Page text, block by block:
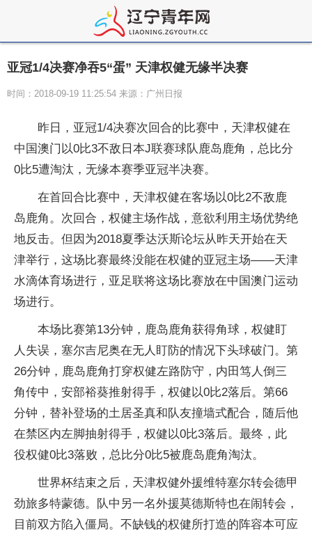
亚冠1/4决赛净吞5“蛋” 天津权健无缘半决赛
时间：2018-09-19 11:25:54 来源：广州日报
昨日，亚冠1/4决赛次回合的比赛中，天津权健在
中国澳门以0比3不敌日本J联赛球队鹿岛鹿角，总比分
0比5遭淘汰，无缘本赛季亚冠半决赛。
在首回合比赛中，天津权健在客场以0比2不敌鹿
岛鹿角。次回合，权健主场作战，意欲利用主场优势绝
地反击。但因为2018夏季达沃斯论坛从昨天开始在天
津举行，这场比赛最终没能在权健的亚冠主场——天津
水滴体育场进行，亚足联将这场比赛放在中国澳门运动
场进行。
本场比赛第13分钟，鹿岛鹿角获得角球，权健盯
人失误，塞尔吉尼奥在无人盯防的情况下头球破门。第
26分钟，鹿岛鹿角打穿权健左路防守，内田笃人倒三
角传中，安部裕葵推射得手，权健以0比2落后。第66
分钟，替补登场的土居圣真和队友撞墙式配合，随后他
在禁区内左脚抽射得手，权健以0比3落后。最终，此
役权健0比3落败，总比分0比5被鹿岛鹿角淘汰。
世界杯结束之后，天津权健外援维特塞尔转会德甲
劲旅多特蒙德。队中另一名外援莫德斯特也在闹转会，
目前双方陷入僵局。不缺钱的权健所打造的阵容本可应